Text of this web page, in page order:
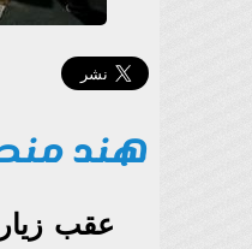
هند
عقب